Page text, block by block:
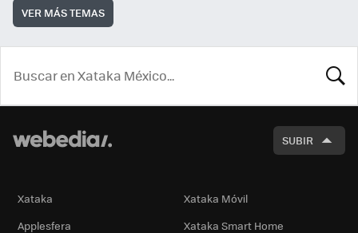
VER MÁS TEMAS
SUBIR
Xataka
Xataka Móvil
Applesfera
Xataka Smart Home